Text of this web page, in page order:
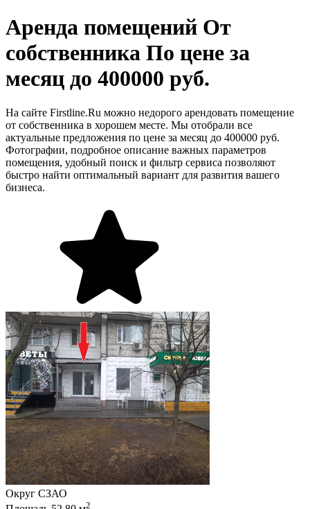
Аренда помещений От
собственника По цене за
месяц до 400000 руб.
На сайте Firstline.Ru можно недорого арендовать помещение
от собственника в хорошем месте. Мы отобрали все
актуальные предложения по цене за месяц до 400000 руб.
Фотографии, подробное описание важных параметров
помещения, удобный поиск и фильтр сервиса позволяют
быстро найти оптимальный вариант для развития вашего
бизнеса.
Округ СЗАО
2